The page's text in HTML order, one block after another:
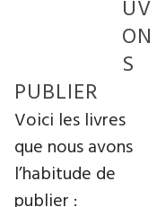
UV
ON
S
PUBLIER
Voici les livres
que nous avons
l’habitude de